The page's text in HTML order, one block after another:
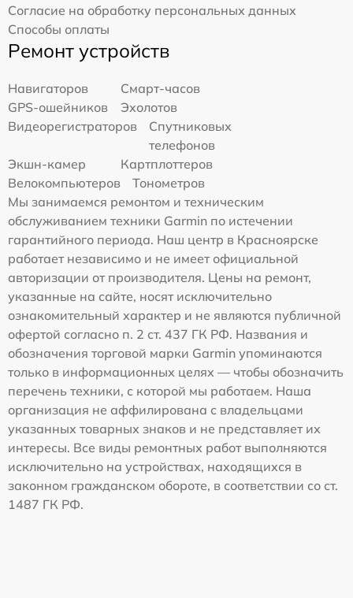
Согласие на обработку персональных данных
Способы оплаты
Ремонт устройств
Навигаторов
Смарт-часов
GPS-ошейников
Эхолотов
Видеорегистраторов
Спутниковых
телефонов
Экшн-камер
Картплоттеров
Велокомпьютеров
Тонометров
Мы занимаемся ремонтом и техническим
обслуживанием техники Garmin по истечении
гарантийного периода. Наш центр в Красноярске
работает независимо и не имеет официальной
авторизации от производителя. Цены на ремонт,
указанные на сайте, носят исключительно
ознакомительный характер и не являются публичной
офертой согласно п. 2 ст. 437 ГК РФ. Названия и
обозначения торговой марки Garmin упоминаются
только в информационных целях — чтобы обозначить
перечень техники, с которой мы работаем. Наша
организация не аффилирована с владельцами
указанных товарных знаков и не представляет их
интересы. Все виды ремонтных работ выполняются
исключительно на устройствах, находящихся в
законном гражданском обороте, в соответствии со ст.
1487 ГК РФ.